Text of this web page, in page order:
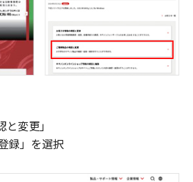
変更」
録」を選択